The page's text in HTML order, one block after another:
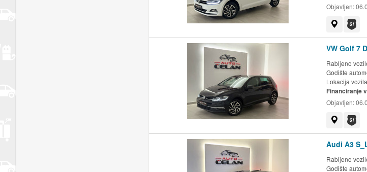
Objavljen:
VW Golf 7
Rabljeno
Godište
Lokacija
Financiranje
Objavljen:
Audi A3
Rabljeno
Godište